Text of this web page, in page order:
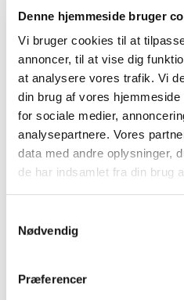
Denne hjemmeside bruger
Vi bruger cookies til at
annoncer, til at vise dig
at analysere vores trafik. Vi
din brug af vores
for sociale medier,
analysepartnere. Vores
data med andre oplysninger,
de har indsamlet fra din brug
Nødvendig
Præferencer
Fabrikant: Smith &
Fabrikantens
Lægemiddelstyrelsens
Emner
Medicinsk udstyr
Sikkerhedsmeddelelse om